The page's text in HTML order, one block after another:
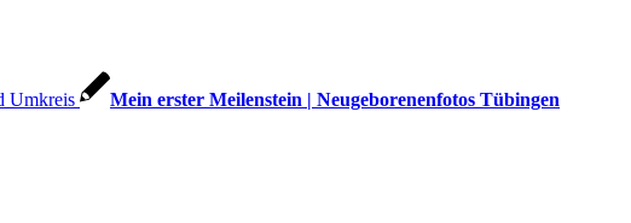
Mein erster Meilenstein | Neugeborenenfotos Tübingen